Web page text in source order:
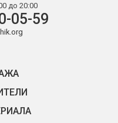
до 20:00
05-59